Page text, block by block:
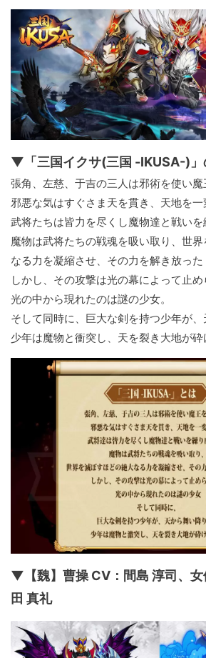
▼「三国イクサ(三国 -IKUSA-)」
張角、左慈、于吉の三人は邪術を使い魔
邪悪な気はすぐさま天を貫き、天地を一
武将たちは皆力を尽くし魔物達と戦いを
魔物は武将たちの戦魂を吸い取り、世
なる力を凝縮させ、その力を解き放った
しかし、その攻撃は光の幕によって止
光の中から現れたのは謎の少女。
そして同時に、巨大な剣を持つ少年が、
少年は魔物と衝突し、天を裂き大地が砕
▼【魏】曹操 CV：間島 淳司、女
田 真礼